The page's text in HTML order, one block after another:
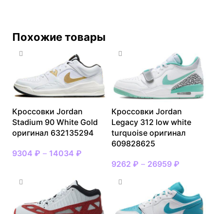
Похожие товары
Кроссовки Jordan
Stadium 90 White Gold
оригинал 632135294
9304 ₽ – 14034 ₽
Кроссовки Jordan
Legacy 312 low white
turquoise оригинал
609828625
9262 ₽ – 26959 ₽